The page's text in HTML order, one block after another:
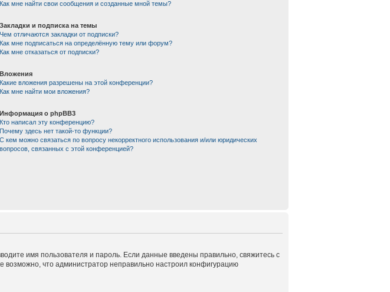
Как мне найти свои сообщения и созданные мной темы?
Закладки и подписка на темы
Чем отличаются закладки от подписки?
Как мне подписаться на определённую тему или форум?
Как мне отказаться от подписки?
Вложения
Какие вложения разрешены на этой конференции?
Как мне найти мои вложения?
Информация о phpBB3
Кто написал эту конференцию?
Почему здесь нет такой-то функции?
С кем можно связаться по вопросу некорректного использования и/или юридических
вопросов, связанных с этой конференцией?
имя пользователя и пароль. Если данные введены правильно, свяжитесь с
что администратор неправильно настроил конфигурацию